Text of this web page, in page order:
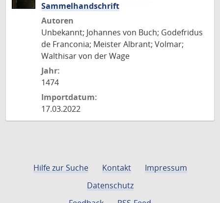
Sammelhandschrift
Autoren
Unbekannt; Johannes von Buch; Godefridus
de Franconia; Meister Albrant; Volmar;
Walthisar von der Wage
Jahr:
1474
Importdatum:
17.03.2022
Hilfe zur Suche Kontakt
Impressum
Datenschutz